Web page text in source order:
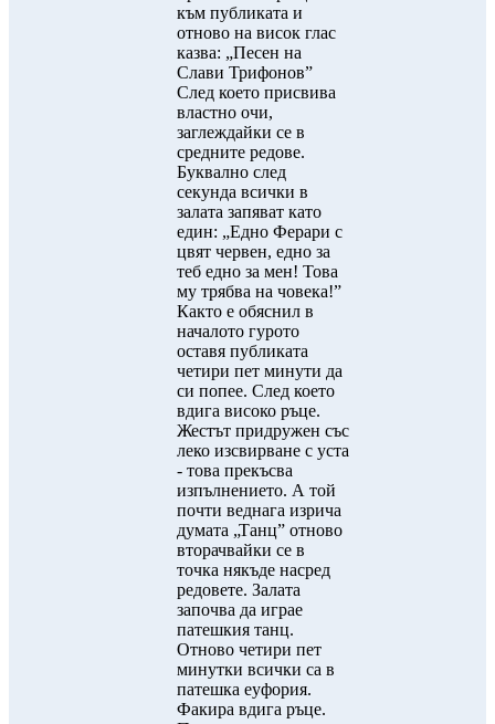
към публиката и
отново на висок глас
казва: „Песен на
Слави Трифонов”
След което присвива
властно очи,
заглеждайки се в
средните редове.
Буквално след
секунда всички в
залата запяват като
един: „Едно Ферари с
цвят червен, едно за
теб едно за мен! Това
му трябва на човека!”
Както е обяснил в
началото гурото
оставя публиката
четири пет минути да
си попее. След което
вдига високо ръце.
Жестът придружен със
леко изсвирване с уста
- това прекъсва
изпълнението. А той
почти веднага изрича
думата „Танц” отново
вторачвайки се в
точка някъде насред
редовете. Залата
започва да играе
патешкия танц.
Отново четири пет
минутки всички са в
патешка еуфория.
Факира вдига ръце.